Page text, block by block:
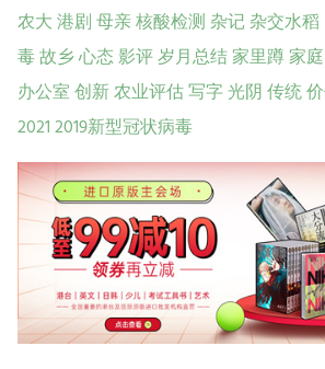
农大港剧母亲核酸检测杂记杂交水稻
毒故乡心态影评岁月总结家里蹲家庭
办公室创新农业评估写字光阴传统
20212019新型冠状病毒